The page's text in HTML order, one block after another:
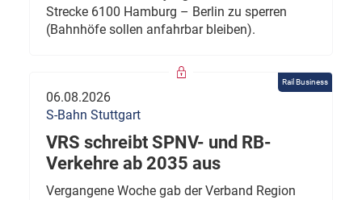
Strecke 6100 Hamburg – Berlin zu sperren
(Bahnhöfe sollen anfahrbar bleiben).
Rail Business
06.08.2026
S-Bahn Stuttgart
VRS schreibt SPNV- und RB-
Verkehre ab 2035 aus
Vergangene Woche gab der Verband Region